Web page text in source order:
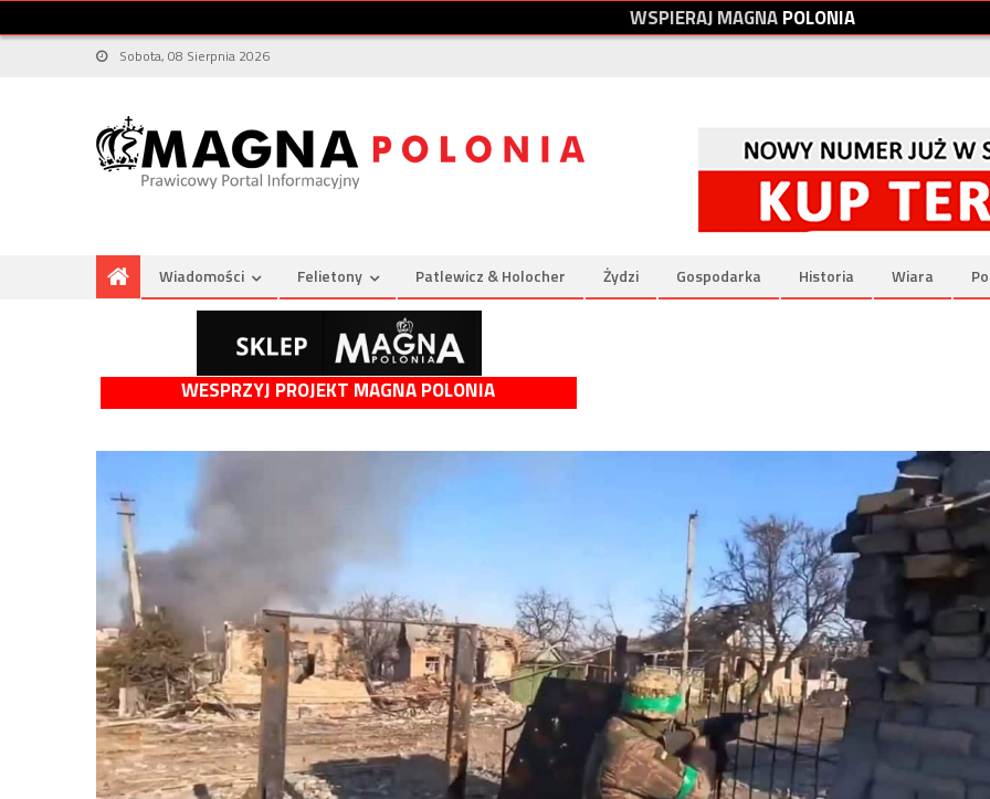
WSPIERAJMAGNAPOLONIA
Sobota, 08 Sierpnia 2026
Wiadomości Felietony Patlewicz & Holocher Żydzi Gospodarka Historia Wiara
WESPRZYJ PROJEKT MAGNA POLONIA